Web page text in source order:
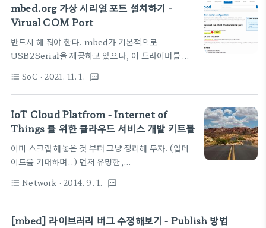
mbed.org 가상 시리얼 포트 설치하기 -
Virual COM Port
반드시 해 줘야 한다. mbed가 기본적으로
USB2Serial을 제공하고 있으나, 이 드라이버를 반
동으로 설치되지 않았다. ㅠㅠ 그러나, 여기에 짜짠하
고 설치파일이 준비되어 있다.
https://mbed.org/handbook/Windows-
serial-configuration 아래 그림처럼 창이 뜨고,
별표있는 곳을 클릭하면 다운로드~~~~~, 첨부파일
까지 가져다 놓자. 이게 머라고, 그냥 실행시키면 된
다. 보드를 켜두고, USB 연결해 놓고 설치한다. 이놈
이 설치하다가 보드를 찾는다.
https://mbed.org/handbook/Seri..
format_list_bulleted SoC · 2021. 11. 1. textsms
IoT Cloud Platfrom - Internet of
Things 를 위한 클라우드 서비스 개발 키트들
이미 스크랩 해놓은 것 부터 그냥 정리해 두자. (업데
이트를 기대하며..) 먼저 유명한,
Jumpstart Kit, ARM® mbed Edition -
Xively)영어권은 좋겠다..저들끼리 잘허네~~무튼
요는 간단히 킷을 사서 뚝딱 하면 간단 IoT 완성데이
format_list_bulleted Network · 2014. 9. 1. textsms
[mbed] 라이브러리 버그 수정해보기 - Publish 방법